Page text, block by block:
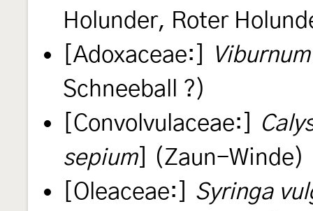
Holunder, Roter
[Adoxaceae:]
Schneeball ?)
[Convolvulaceae:]
sepium] (Zaun-Winde)
[Oleaceae:]
Syringa